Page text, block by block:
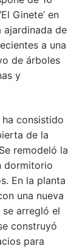
Ginete’ en
ajardinada de
a una
de árboles
y
ha consistido
de la
remodeló la
dormitorio
En la planta
una nueva
arregló el
construyó
para